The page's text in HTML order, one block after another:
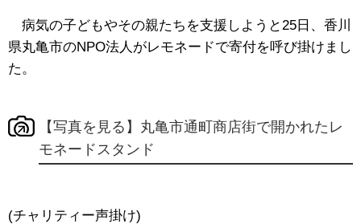
病気の子どもやその親たちを支援しようと25日、香川
県丸亀市のNPO法人がレモネードで寄付を呼び掛けまし
た。
【写真を見る】丸亀市通町商店街で開かれたレ
モネードスタンド
(チャリティー声掛け)